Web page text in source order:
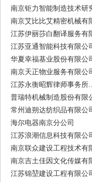
南京钜力智能制造技术研
南京艾比比艾精密机械有
江苏伊丽莎白翻译服务有
江苏亚通智能科技有限公
华夏幸福基业股份有限公
南京天正物业服务有限公
江苏永衡昭辉律师事务所
普瑞特机械制造股份有限
常州迪朔达纺织品有限公
海尔电器南京分公司
江苏浪潮信息科技有限公
南京联众建设工程技术有
南京吉土佳因文化传媒有
江苏锦堃建设工程有限公